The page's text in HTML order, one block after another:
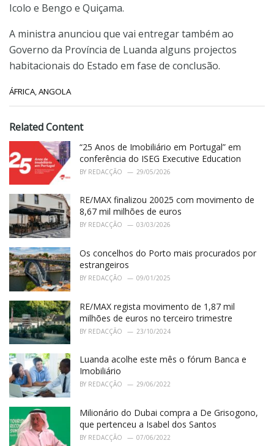
Icolo e Bengo e Quiçama.
A ministra anunciou que vai entregar também ao
Governo da Província de Luanda alguns projectos
habitacionais do Estado em fase de conclusão.
C
e
r
i
ÁFRICA,ANGOLA
Related Content
“25 Anos de Imobiliário em Portugal” em
conferência do ISEG Executive Education
BY REDACÇÃO 29/05/2026
RE/MAX finalizou 20025 com movimento de
8,67 mil milhões de euros
BY REDACÇÃO 03/03/2026
Os concelhos do Porto mais procurados por
estrangeiros
BY REDACÇÃO 09/01/2025
RE/MAX regista movimento de 1,87 mil
milhões de euros no terceiro trimestre
BY REDACÇÃO 23/10/2024
Luanda acolhe este mês o fórum Banca e
Imobiliário
BY REDACÇÃO 29/06/2022
Milionário do Dubai compra a De Grisogono,
que pertenceu a Isabel dos Santos
BY REDACÇÃO 07/06/2022